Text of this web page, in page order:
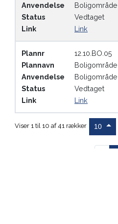
Anvendelse
Boligområde
Status
Vedtaget
Link
Link
Plannr
12.10.BO.05
Plannavn
Anvendelse
Boligområde
Status
Vedtaget
Link
Link
Viser 1 til 10 af 41 rækker 10